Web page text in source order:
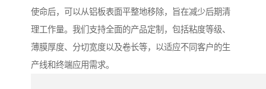
使命后，可以从铝板表面平整地移除，旨在减少后期清
理工作量。我们支持全面的产品定制，包括粘度等级、
薄膜厚度、分切宽度以及卷长等，以适应不同客户的生
产线和终端应用需求。